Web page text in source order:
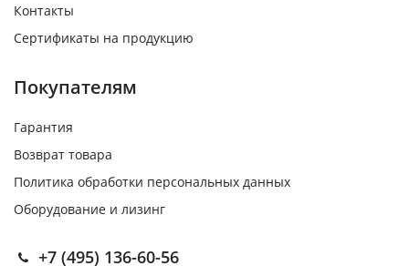
Контакты
Сертификаты на продукцию
Покупателям
Гарантия
Возврат товара
Политика обработки персональных данных
Оборудование и лизинг
+7 (495) 136-60-56